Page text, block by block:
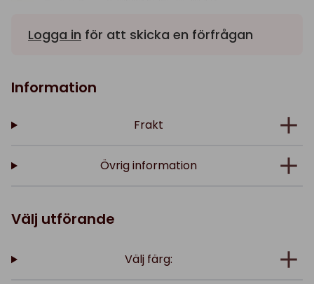
Logga in för att skicka en förfrågan
Information
Frakt
Övrig information
Välj utförande
Välj färg: